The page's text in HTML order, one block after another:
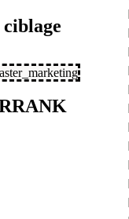
ciblage